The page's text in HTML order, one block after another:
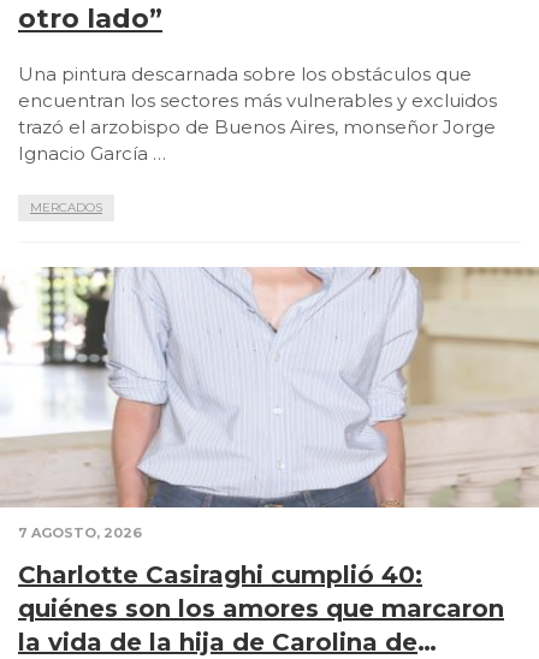
otro lado”
Una pintura descarnada sobre los obstáculos que
encuentran los sectores más vulnerables y excluidos
trazó el arzobispo de Buenos Aires, monseñor Jorge
Ignacio García …
MERCADOS
7 AGOSTO, 2026
Charlotte Casiraghi cumplió 40:
quiénes son los amores que marcaron
la vida de la hija de Carolina de